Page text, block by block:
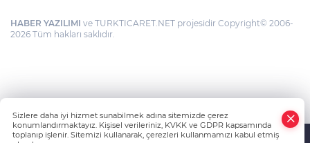
HABER YAZILIMI ve TURKTICARET.NET projesidir Copyright© 2006-
2026 Tüm hakları saklıdır.
Sizlere daha iyi hizmet sunabilmek adına sitemizde çerez
konumlandırmaktayız. Kişisel verileriniz, KVKK ve GDPR kapsamında
toplanıp işlenir. Sitemizi kullanarak, çerezleri kullanmamızı kabul etmiş